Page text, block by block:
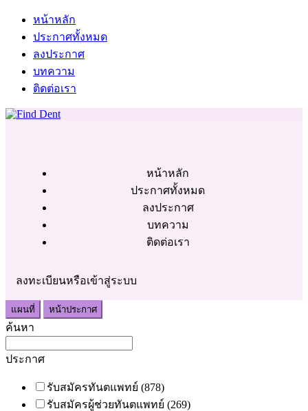
หน้าหลัก
ประกาศทั้งหมด
ลงประกาศ
บทความ
ติดต่อเรา
หน้าหลัก
ประกาศทั้งหมด
ลงประกาศ
บทความ
ติดต่อเรา
ลงทะเบียนหรือเข้าสู่ระบบ
แผนที่ หน้าประกาศ
ค้นหา
ประกาศ
รับสมัครทันตแพทย์ (878)
รับสมัครผู้ช่วยทันตแพทย์ (269)